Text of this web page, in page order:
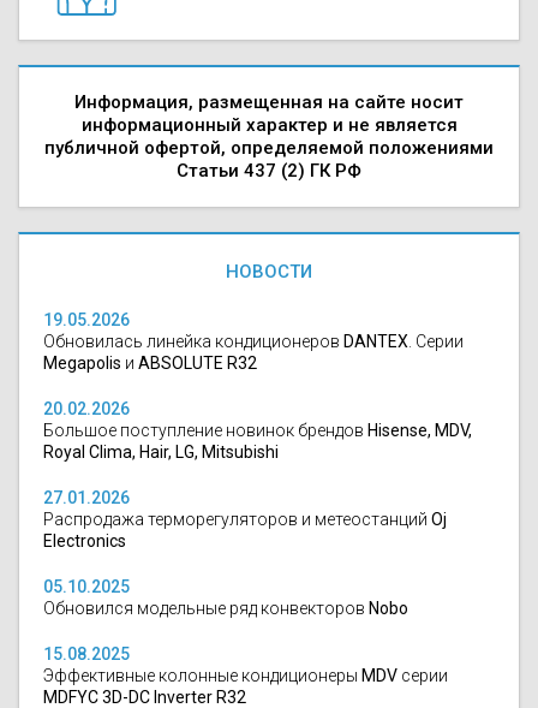
Информация, размещенная на сайте носит
информационный характер и не является
публичной офертой, определяемой положениями
Статьи 437 (2) ГК РФ
НОВОСТИ
19.05.2026
Обновилась линейка кондиционеров DANTEX . Серии
Megapolis и ABSOLUTE R32
20.02.2026
Большое поступление новинок брендов Hisense, MDV,
Royal Clima, Hair, LG, Mitsubishi
27.01.2026
Распродажа терморегуляторов и метеостанций Oj
Electronics
05.10.2025
Обновился модельные ряд конвекторов Nobo
15.08.2025
Эффективные колонные кондиционеры MDV серии
MDFYC 3D-DC Inverter R32